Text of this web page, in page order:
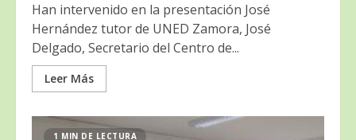
Han intervenido en la presentación José
Hernández tutor de UNED Zamora, José
Delgado, Secretario del Centro de...
Leer Más
1 MIN DE LECTURA